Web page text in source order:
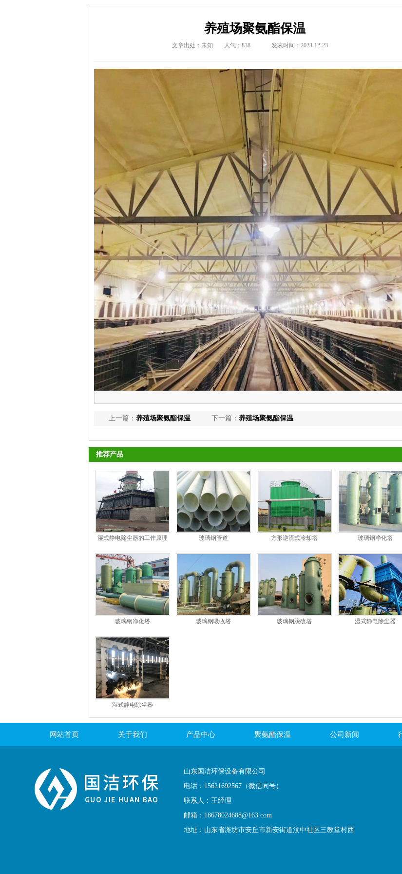
养殖场聚氨酯保温
文章出处：未知 人气：838 发表时间：2023-12-23
上一篇： 养殖场聚氨酯保温 下一篇： 养殖场聚氨酯保温
推荐产品
湿式静电除尘器的工作原理
玻璃钢管道 方形逆流式冷却塔 玻璃钢净化塔
玻璃钢净化塔 玻璃钢吸收塔 玻璃钢脱硫塔 湿式静电除尘器
湿式静电除尘器
网站首页 关于我们 产品中心 聚氨酯保温 公司新闻
山东国洁环保设备有限公司
电话：15621692567（微信同号）
联系人：王经理
邮箱：18678024688@163.com
地址：山东省潍坊市安丘市新安街道汶中社区三教堂村西